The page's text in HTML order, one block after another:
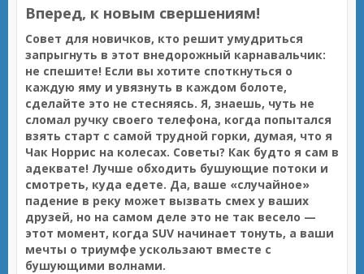
Вперед, к новым свершениям!
Совет для новичков, кто решит умудриться
запрыгнуть в этот внедорожный карнавальчик:
не спешите! Если вы хотите споткнуться о
каждую яму и увязнуть в каждом болоте,
сделайте это не стесняясь. Я, знаешь, чуть не
сломал ручку своего телефона, когда попытался
взять старт с самой трудной горки, думая, что я
Чак Норрис на колесах. Советы? Как будто я сам в
адеквате! Лучше обходить бушующие потоки и
смотреть, куда едете. Да, ваше «случайное»
падение в реку может вызвать смех у ваших
друзей, но на самом деле это не так весело —
этот момент, когда SUV начинает тонуть, а ваши
мечты о триумфе ускользают вместе с
бушующими волнами.